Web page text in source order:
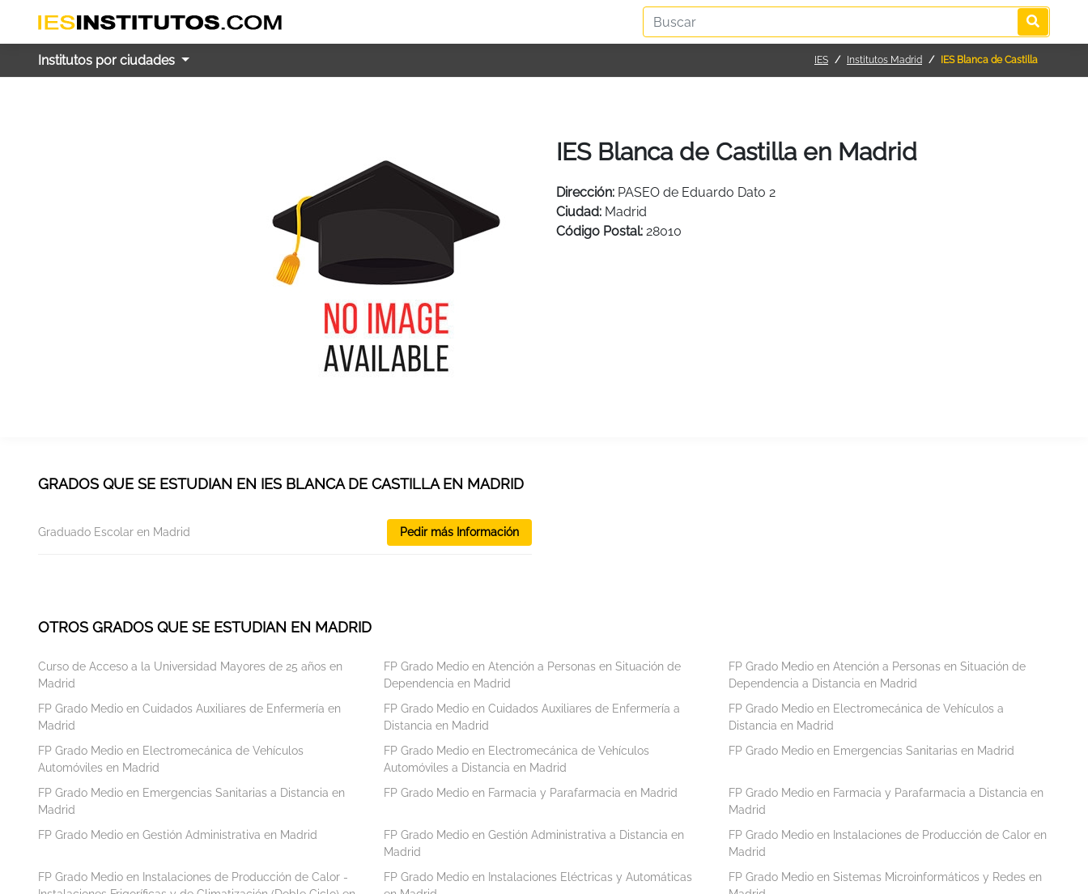
Institutos por ciudades IES Institutos Madrid IES Blanca de Castilla
IES Blanca de Castilla en Madrid
Dirección: PASEO de Eduardo Dato 2
Ciudad: Madrid
Código Postal: 28010
GRADOS QUE SE ESTUDIAN EN IES BLANCA DE CASTILLA EN MADRID
Graduado Escolar en Madrid Pedir más Información
OTROS GRADOS QUE SE ESTUDIAN EN MADRID
Curso de Acceso a la Universidad Mayores de 25 años en
Madrid
FP Grado Medio en Atención a Personas en Situación de
Dependencia en Madrid
FP Grado Medio en Atención a Personas en Situación de
Dependencia a Distancia en Madrid
FP Grado Medio en Cuidados Auxiliares de Enfermería en
Madrid
FP Grado Medio en Cuidados Auxiliares de Enfermería a
Distancia en Madrid
FP Grado Medio en Electromecánica de Vehículos a
Distancia en Madrid
FP Grado Medio en Electromecánica de Vehículos
Automóviles en Madrid
FP Grado Medio en Electromecánica de Vehículos
Automóviles a Distancia en Madrid
FP Grado Medio en Emergencias Sanitarias en Madrid
FP Grado Medio en Emergencias Sanitarias a Distancia en
Madrid
FP Grado Medio en Farmacia y Parafarmacia en Madrid
FP Grado Medio en Farmacia y Parafarmacia a Distancia en
Madrid
FP Grado Medio en Gestión Administrativa en Madrid
FP Grado Medio en Gestión Administrativa a Distancia en
Madrid
FP Grado Medio en Instalaciones de Producción de Calor en
Madrid
FP Grado Medio en Instalaciones de Producción de Calor -
FP Grado Medio en Instalaciones Eléctricas y Automáticas
FP Grado Medio en Sistemas Microinformáticos y Redes en